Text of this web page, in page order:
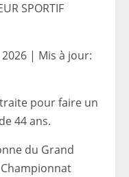
SPORTIF
| Mis à jour:
pour faire un
44 ans.
du Grand